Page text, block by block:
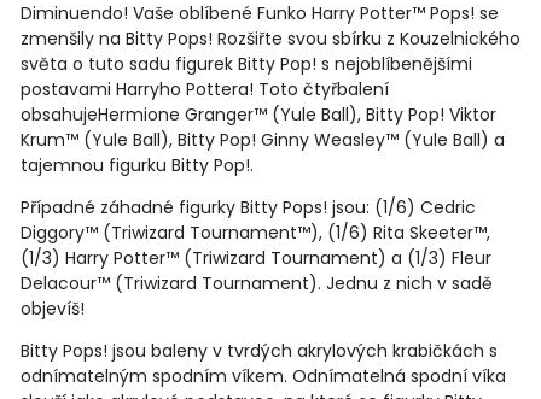
Diminuendo! Vaše oblíbené Funko Harry Potter™ Pops! se
zmenšily na Bitty Pops! Rozšiřte svou sbírku z Kouzelnického
světa o tuto sadu figurek Bitty Pop! s nejoblíbenějšími
postavami Harryho Pottera! Toto čtyřbalení
obsahujeHermione Granger™ (Yule Ball), Bitty Pop! Viktor
Krum™ (Yule Ball), Bitty Pop! Ginny Weasley™ (Yule Ball) a
tajemnou figurku Bitty Pop!.
Případné záhadné figurky Bitty Pops! jsou: (1/6) Cedric
Diggory™ (Triwizard Tournament™), (1/6) Rita Skeeter™,
(1/3) Harry Potter™ (Triwizard Tournament) a (1/3) Fleur
Delacour™ (Triwizard Tournament). Jednu z nich v sadě
objevíš!
Bitty Pops! jsou baleny v tvrdých akrylových krabičkách s
odnímatelným spodním víkem. Odnímatelná spodní víka